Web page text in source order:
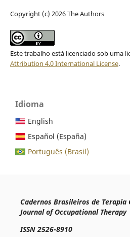
Copyright (c) 2026 The Authors
Este trabalho está licenciado sob uma
Attribution 4.0 International License.
Idioma
English
Español (España)
Português (Brasil)
Cadernos Brasileiros de
Journal of Occupational Therapy
ISSN 2526-8910